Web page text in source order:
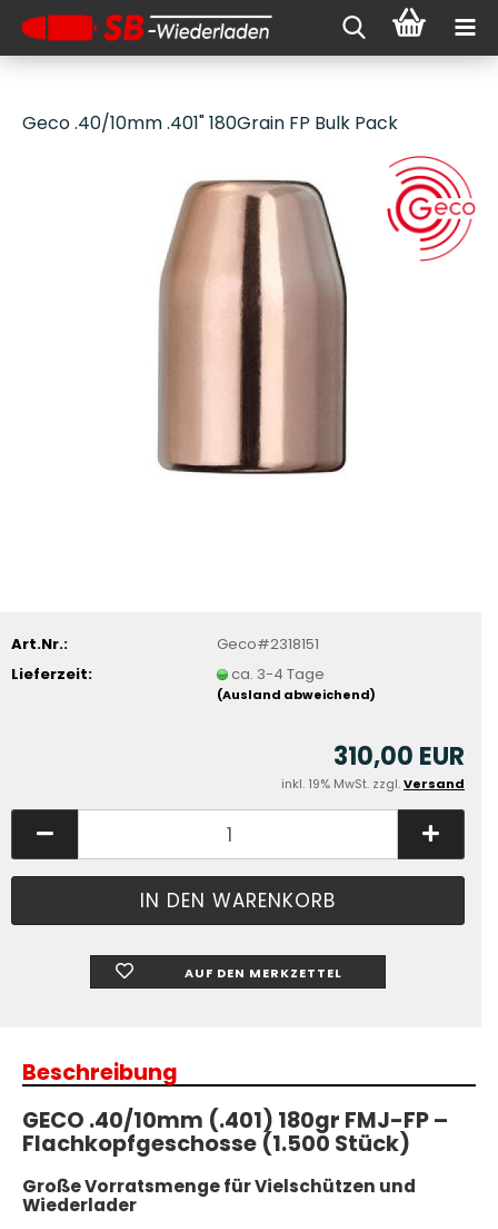
Geco .40/10mm .401" 180Grain FP Bulk Pack
Art.Nr.:
Geco#2318151
Lieferzeit:
ca. 3-4 Tage
(Ausland abweichend)
310,00 EUR
inkl. 19% MwSt. zzgl.Versand
AUF DEN MERKZETTEL
Beschreibung
GECO .40/10mm (.401) 180gr FMJ-FP –
Flachkopfgeschosse (1.500 Stück)
Große Vorratsmenge für Vielschützen und
Wiederlader